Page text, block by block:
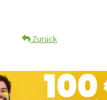
Zurück